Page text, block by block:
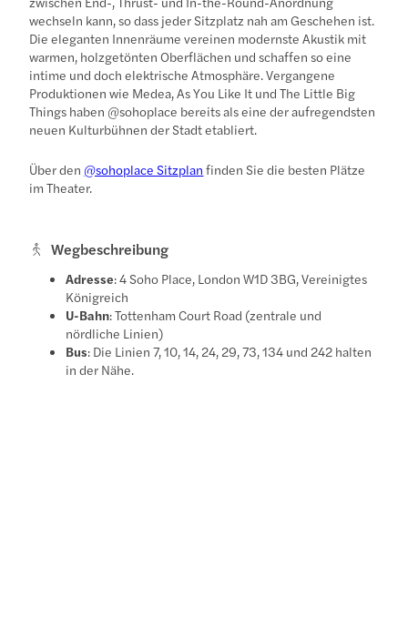
wechseln kann, so dass jeder Sitzplatz nah am Geschehen ist.
Die eleganten Innenräume vereinen modernste Akustik mit
warmen, holzgetönten Oberflächen und schaffen so eine
intime und doch elektrische Atmosphäre. Vergangene
Produktionen wie Medea, As You Like It und The Little Big
Things haben @sohoplace bereits als eine der aufregendsten
neuen Kulturbühnen der Stadt etabliert.
Über den @sohoplace Sitzplan finden Sie die besten Plätze
im Theater.
Wegbeschreibung
Adresse: 4 Soho Place, London W1D 3BG, Vereinigtes
Königreich
U-Bahn: Tottenham Court Road (zentrale und
nördliche Linien)
Bus: Die Linien 7, 10, 14, 24, 29, 73, 134 und 242 halten
in der Nähe.